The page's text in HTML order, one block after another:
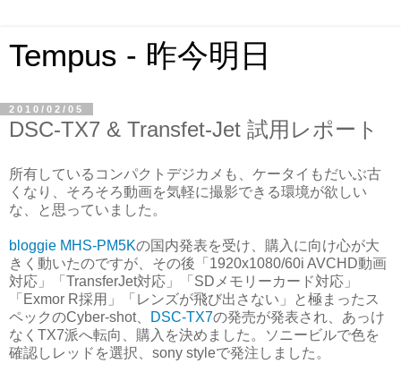
Tempus - 昨今明日
2010/02/05
DSC-TX7 & Transfet-Jet 試用レポート
所有しているコンパクトデジカメも、ケータイもだいぶ古
くなり、そろそろ動画を気軽に撮影できる環境が欲しい
な、と思っていました。
bloggie MHS-PM5Kの国内発表を受け、購入に向け心が大
きく動いたのですが、その後「1920x1080/60i AVCHD動画
対応」「TransferJet対応」「SDメモリーカード対応」
「Exmor R採用」「レンズが飛び出さない」と極まったス
ペックのCyber-shot、
DSC-TX7の発売が発表され、あっけ
なくTX7派へ転向、購入を決めました。ソニービルで色を
確認しレッドを選択、sony styleで発注しました。